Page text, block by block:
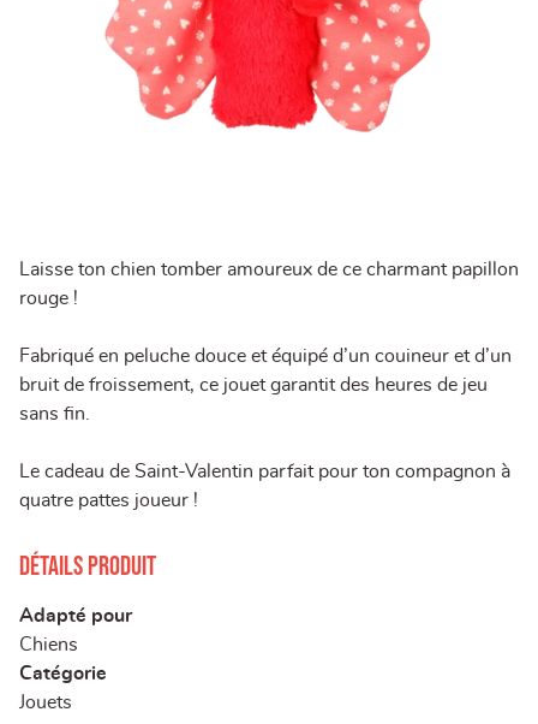
Laisse ton chien tomber amoureux de ce charmant papillon
rouge !
Fabriqué en peluche douce et équipé d’un couineur et d’un
bruit de froissement, ce jouet garantit des heures de jeu
sans fin.
Le cadeau de Saint-Valentin parfait pour ton compagnon à
quatre pattes joueur !
Détails produit
Adapté pour
Chiens
Catégorie
Jouets